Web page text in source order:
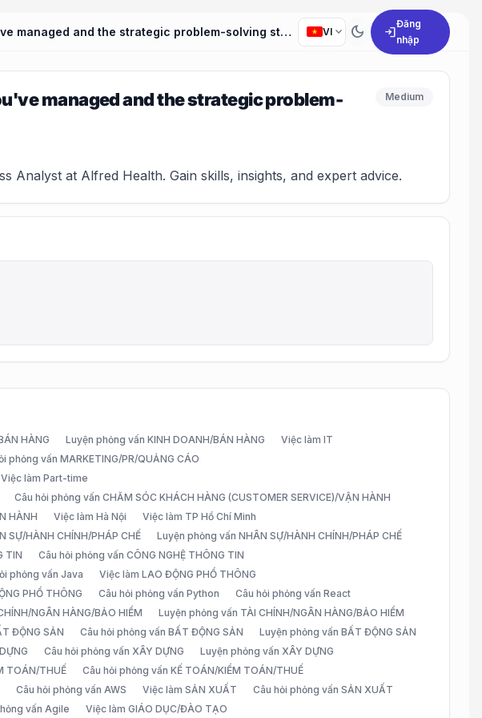
Can you describe a challenging project you've managed and the strategic problem-solving steps you utilized? VI expand_more dark_mode login
Đăng
nhập
managed and the strategic problem-
Medium
Analyst at Alfred Health. Gain skills, insights, and expert advice.
HÀNG Luyện phỏng vấn KINH DOANH/BÁN HÀNG
Việc làm IT
phỏng vấn MARKETING/PR/QUẢNG CÁO
Việc làm Part-time
Câu hỏi phỏng vấn CHĂM SÓC KHÁCH HÀNG (CUSTOMER SERVICE)/VẬN HÀNH
HÀNH
Việc làm Hà Nội
Việc làm TP Hồ Chí Minh
SỰ/HÀNH CHÍNH/PHÁP CHẾ
Luyện phỏng vấn NHÂN SỰ/HÀNH CHÍNH/PHÁP CHẾ
TIN
Câu hỏi phỏng vấn CÔNG NGHỆ THÔNG TIN
phỏng vấn Java
Việc làm LAO ĐỘNG PHỔ THÔNG
PHỔ THÔNG Câu hỏi phỏng vấn Python
Câu hỏi phỏng vấn React
NGÂN HÀNG/BẢO HIỂM
Luyện phỏng vấn TÀI CHÍNH/NGÂN HÀNG/BẢO HIỂM
ĐỘNG SẢN Câu hỏi phỏng vấn BẤT ĐỘNG SẢN
Luyện phỏng vấn BẤT ĐỘNG SẢN
Câu hỏi phỏng vấn XÂY DỰNG
Luyện phỏng vấn XÂY DỰNG
TOÁN/THUẾ
Câu hỏi phỏng vấn KẾ TOÁN/KIỂM TOÁN/THUẾ
Câu hỏi phỏng vấn AWS Việc làm SẢN XUẤT
Câu hỏi phỏng vấn SẢN XUẤT
vấn Agile Việc làm GIÁO DỤC/ĐÀO TẠO